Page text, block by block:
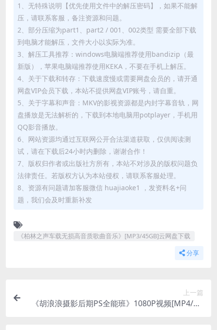
1、无特殊说明【优先使用文件中的解压密码】，如果不能解
压，请联系客服，备注资源和问题。
2、部分压缩为part1、part2 / 001、002类型 需要全部下载
到电脑才能解压，文件大小以实际为准。
3、解压工具推荐：windows电脑端推荐使用bandizip（最
新版），苹果电脑端推荐使用KEKA，不要在手机上解压。
4、关于下载和转存：下载速度慢或需要网盘会员的，请开通
网盘VIP会员下载，本站不提供网盘VIP账号，请自重。
5、关于字幕和声音：MKV的影视资源都是内封字幕音轨，网
盘播放是无法解析的，下载到本地电脑用potplayer，手机用
QQ影音播放。
6、网站资源均通过互联网公开合法渠道获取，仅供阅读测
试，请在下载后24小时内删除，谢谢合作！
7、版权归作者或出版社方所有，本站不对涉及的版权问题负
法律责任。若版权方认为本站侵权，请联系客服处理。
8、资源有问题请加客服微信 huajiaoke1 ，发资料名+问
题，我们会及时重新补发
《柏林之声车载无损高音质歌曲音乐》[MP3/45GB]云网盘下载
分享
上一篇
《胡浪浪摄影后期PS全能班》1080P视频[MP4/7G